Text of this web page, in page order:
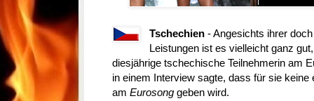
Tschechien - Angesichts ihrer
Leistungen ist es vielleicht ganz
diesjährige tschechische Teilnehmerin am
in einem Interview sagte, dass für sie keine
am Eurosong geben wird.